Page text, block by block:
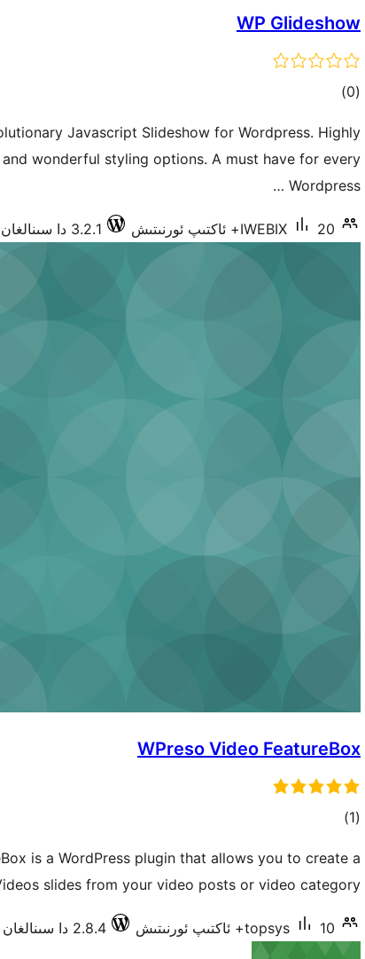
WP Glideshow
(0 ئومۇمىي)
Javascript Slideshow for Wordpress. Highly
wonderful styling options. A must have for every
Wordpress …
IWEBIX 20+ ئاكتىپ ئورنىتىش 3.2.1 دا سىنالغان
WPreso Video FeatureBox
(1 ئومۇمىي)
is a WordPress plugin that allows you to create a
slides from your video posts or video category.
topsys 10+ ئاكتىپ ئورنىتىش 2.8.4 دا سىنالغان